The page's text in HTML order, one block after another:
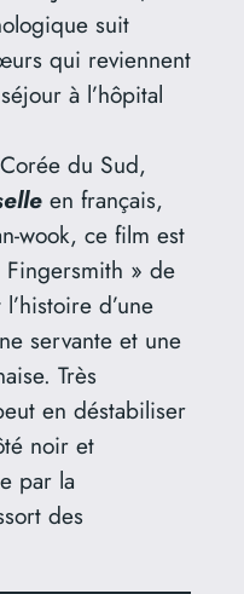
suit
qui reviennent
à l’hôpital
du Sud,
en français,
wook, ce film est
» de
d’une
servante et une
Très
en déstabiliser
noir et
par la
des